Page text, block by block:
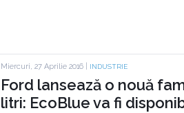
Miercuri, 27 Aprilie 2016 | INDUSTRIE
Ford lansează o nouă
litri: EcoBlue va fi